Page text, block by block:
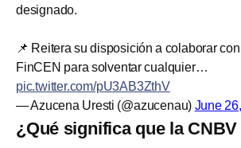
designado.
📌 Reitera su disposición a colaborar
FinCEN para solventar cualquier…
pic.twitter.com/pU3AB3ZthV
— Azucena Uresti (@azucenau) June
¿Qué significa que la CNBV